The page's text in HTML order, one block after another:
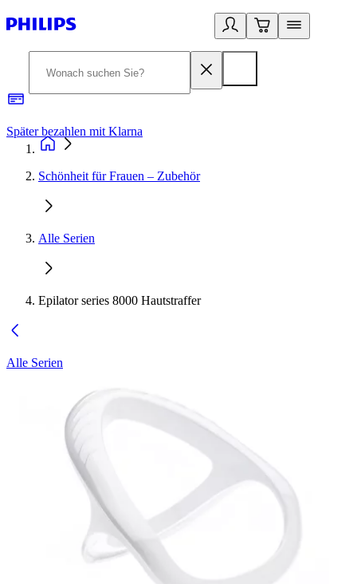
Später bezahlen mit Klarna
Schönheit für Frauen – Zubehör
Alle Serien
Epilator series 8000 Hautstraffer
Alle Serien